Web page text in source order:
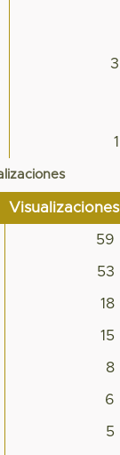
3
1
Visualizaciones
59
53
18
15
8
6
5